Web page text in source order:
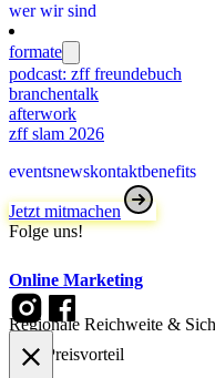
wer wir sind
formate
podcast: zff freundebuch
branchentalk
afterwork
zff slam 2026
eventsnewskontaktbenefits
Jetzt mitmachen
Folge uns!
Online Marketing
Regionale Reichweite &
50% Preisvorteil